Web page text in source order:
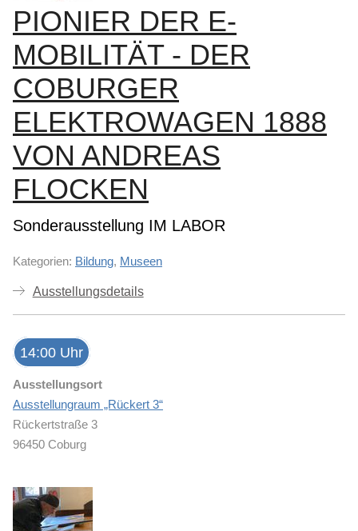
PIONIER DER E-
MOBILITÄT - DER
COBURGER
ELEKTROWAGEN 1888
VON ANDREAS
FLOCKEN
Sonderausstellung IM LABOR
Kategorien: Bildung, Museen
Ausstellungsdetails
14:00 Uhr
Ausstellungsort
Ausstellungraum „Rückert 3“
Rückertstraße 3
96450 Coburg